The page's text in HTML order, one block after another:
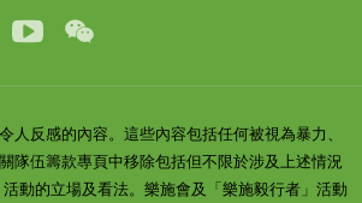
反感的內容。這些內容包括任何被視為暴力、
隊伍籌款專頁中移除包括但不限於涉及上述情況
動的立場及看法。樂施會及「樂施毅行者」活動